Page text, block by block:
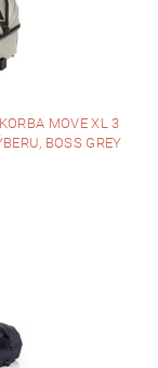
MOVE XL 3
BOSS GREY